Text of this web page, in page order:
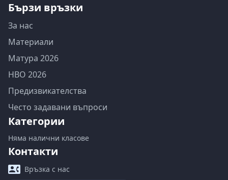
Бързи връзки
За нас
Материали
Матура 2026
НВО 2026
Предизвикателства
Често задавани въпроси
Категории
Няма налични класове
Контакти
Връзка с нас